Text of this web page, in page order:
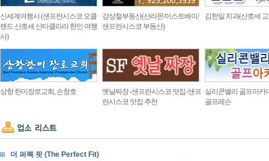
신세계여행사 (샌프란시스코 오클
랜드 산호세 산타클라라 한인 여행
사)
강상철부동산(산라몬/이스트베이/
샌프란시스코 부동산)
김한일 치과(산호세
상항 한미장로교회, 손창호
옛날짜장 -샌프란시스코 맛집 /샌프
란시스코 맛집 추천
실리콘밸리 골프아카
골프레슨
더 퍼펙 핏 (The Perfect Fit)